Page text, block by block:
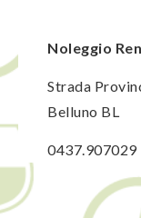
Noleggio
Strada
Belluno BL
0437.907029